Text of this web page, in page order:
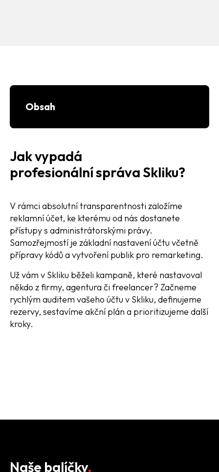
Obsah
Jak vypadá
profesionální správa Skliku?
V rámci absolutní transparentnosti založíme
reklamní účet, ke kterému od nás dostanete
přístupy s administrátorskými právy.
Samozřejmostí je základní nastavení účtu včetně
přípravy kódů a vytvoření publik pro remarketing.
Už vám v Skliku běželi kampaně, které nastavoval
někdo z firmy, agentura či freelancer? Začneme
rychlým auditem vašeho účtu v Skliku, definujeme
rezervy, sestavíme akční plán a prioritizujeme další
kroky.
Naše balíčky